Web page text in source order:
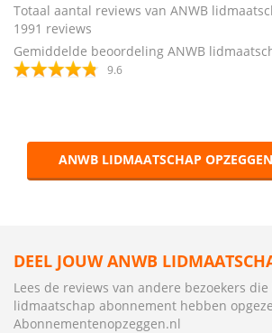
Totaal aantal reviews van ANWB
1991 reviews
Gemiddelde beoordeling ANWB
9.6
ANWB LIDMAATSCHAP OPZEGGEN
DEEL JOUW ANWB
Lees de reviews van andere bezoekers
lidmaatschap abonnement hebben
Abonnementenopzeggen.nl